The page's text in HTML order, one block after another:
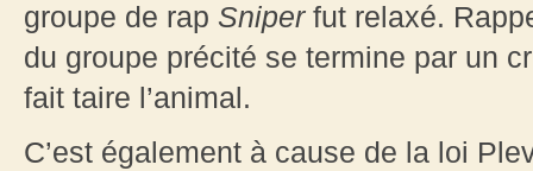
groupe de rap Sniperfut relaxé.
du groupe précité se termine par un
fait taire l’animal.
C’est également à cause de la loi